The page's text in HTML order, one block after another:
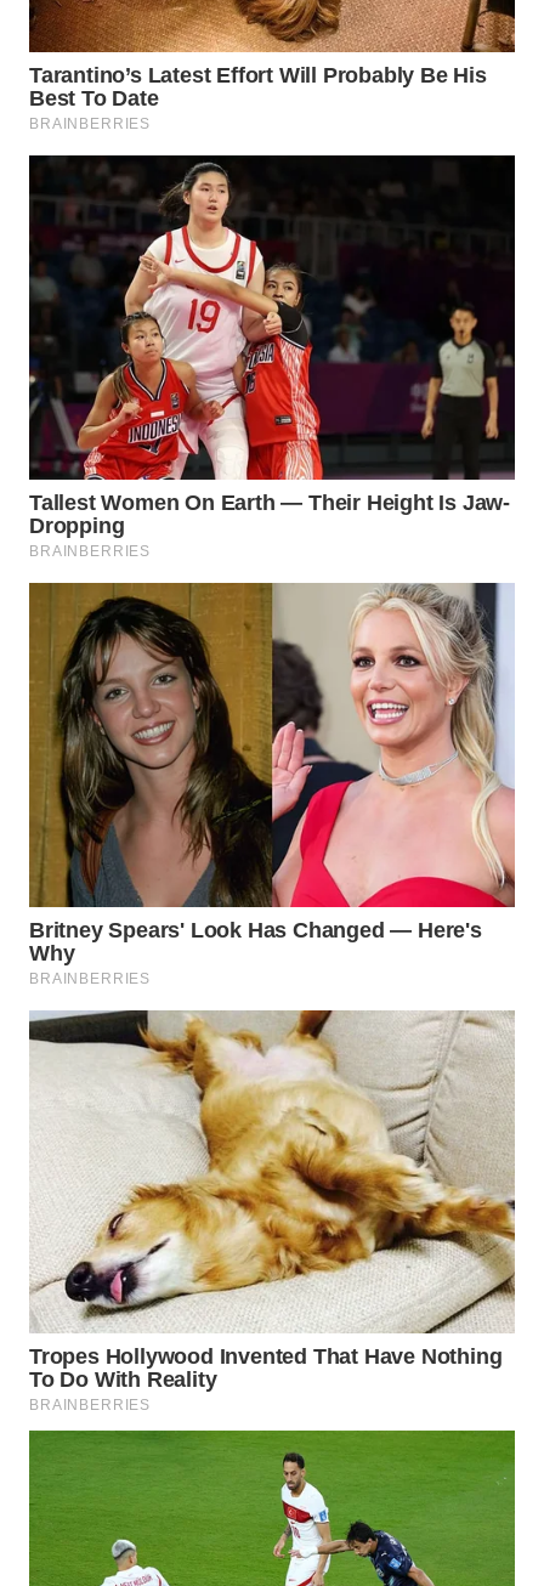
INDRAMAYU
WN
KUNINGAN
WN
MAJALENGKA
WN
SUBANG
SUKABUMI
WN
PURWAKARTA
WN
PRIANGAN
TIMUR
WN
SEMARANG
WN
SOLO
WN
BOROBUDUR
MADURA
WN
SURABAYA
NATUNA
WN
BINTAN
WN
MANDALIKA
WN
LIKUPANG
LABUANBAJO
WN
BORNEO